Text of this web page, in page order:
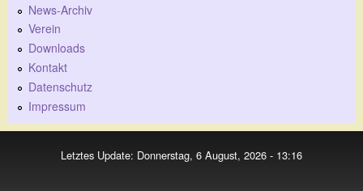
News-Archiv
Verein
Downloads
Kontakt
Datenschutz
Impressum
Letztes Update: Donnerstag, 6 August, 2026 - 13:16